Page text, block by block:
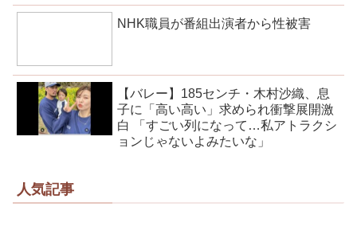
NHK職員が番組出演者から性被害
【バレー】185センチ・木村沙織、息
子に「高い高い」求められ衝撃展開激
白 「すごい列になって…私アトラクシ
ョンじゃないよみたいな」
人気記事